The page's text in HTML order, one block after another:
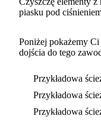
piasku pod
Poniżej pokażemy
dojścia do tego
Przykładowa
Przykładowa
Przykładowa